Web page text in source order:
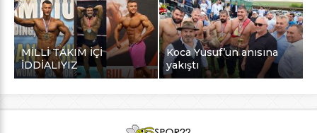
MİLLİ TAKIM İÇİ
İDDİALIYIZ
Koca Yusuf’un anısına
yakıştı